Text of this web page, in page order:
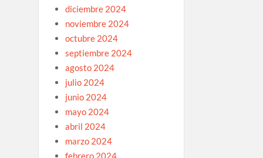
diciembre 2024
noviembre 2024
octubre 2024
septiembre 2024
agosto 2024
julio 2024
junio 2024
mayo 2024
abril 2024
marzo 2024
febrero 2024